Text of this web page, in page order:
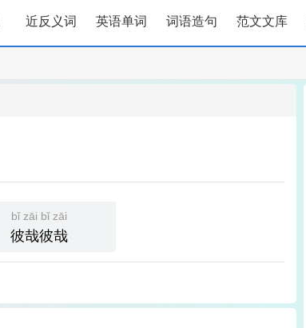
近反义词 英语单词 词语造句 范文文库
bǐ zāi bǐ zāi
彼哉彼哉